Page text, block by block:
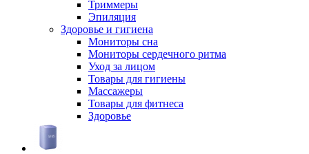
Триммеры
Эпиляция
Здоровье и гигиена
Мониторы сна
Мониторы сердечного ритма
Уход за лицом
Товары для гигиены
Массажеры
Товары для фитнеса
Здоровье